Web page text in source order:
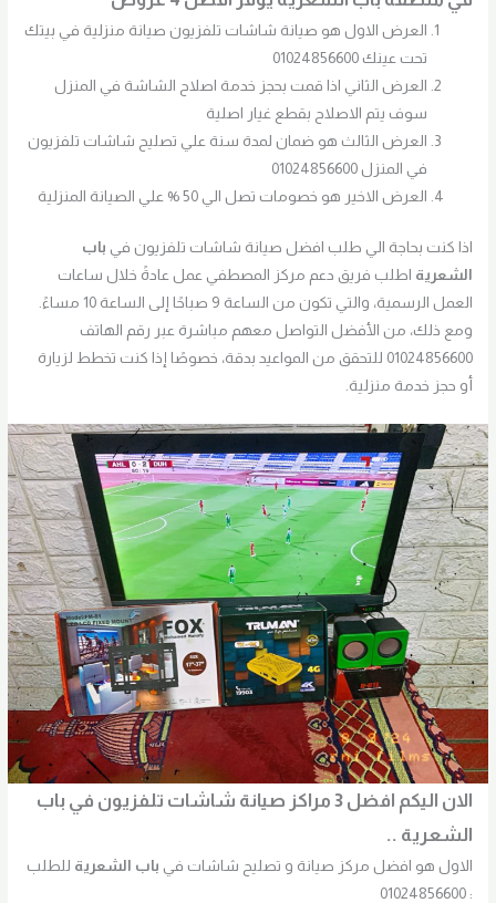
العرض الاول هو صيانة شاشات تلفزيون صيانة منزلية في بيتك
تحت عينك 01024856600
العرض الثاني اذا قمت بحجز خدمة اصلاح الشاشة في المنزل
سوف يتم الاصلاح بقطع غيار اصلية
العرض الثالث هو ضمان لمدة سنة علي تصليح شاشات تلفزيون
في المنزل 01024856600
العرض الاخير هو خصومات تصل الي 50 % علي الصيانة المنزلية
اذا كنت بحاجة الي طلب افضل صيانة شاشات تلفزيون في باب
الشعرية اطلب فريق دعم مركز المصطفي عمل عادةً خلال ساعات
العمل الرسمية، والتي تكون من الساعة 9 صباحًا إلى الساعة 10 مساءً.
ومع ذلك، من الأفضل التواصل معهم مباشرة عبر رقم الهاتف
01024856600 للتحقق من المواعيد بدقة، خصوصًا إذا كنت تخطط لزيارة
أو حجز خدمة منزلية.
الان اليكم افضل 3 مراكز صيانة شاشات تلفزيون في
باب
الشعرية ..
الاول هو افضل مركز صيانة و تصليح شاشات في باب الشعرية للطلب
: 01024856600